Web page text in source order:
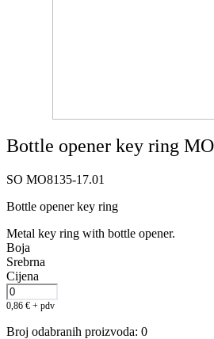
Bottle opener key ring
SO MO8135-17.01
Bottle opener key ring
Metal key ring with bottle opener.
Boja
Srebrna
Cijena
0,86 € + pdv
Broj odabranih proizvoda: 0